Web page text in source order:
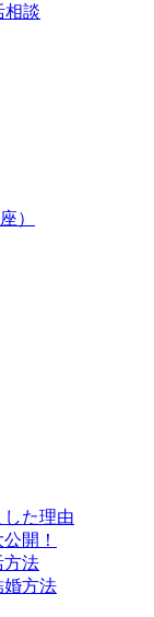
相談
）
た理由
開！
法
方法